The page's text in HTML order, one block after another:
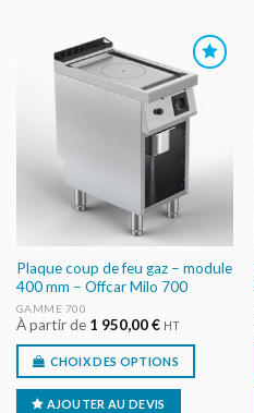
AJOUTER
AU DEVIS
Plaque coup de feu gaz – module
400 mm – Offcar Milo 700
GAMME 700
À partir de 1 950,00€ HT
CHOIX DES OPTIONS
AJOUTER AU DEVIS